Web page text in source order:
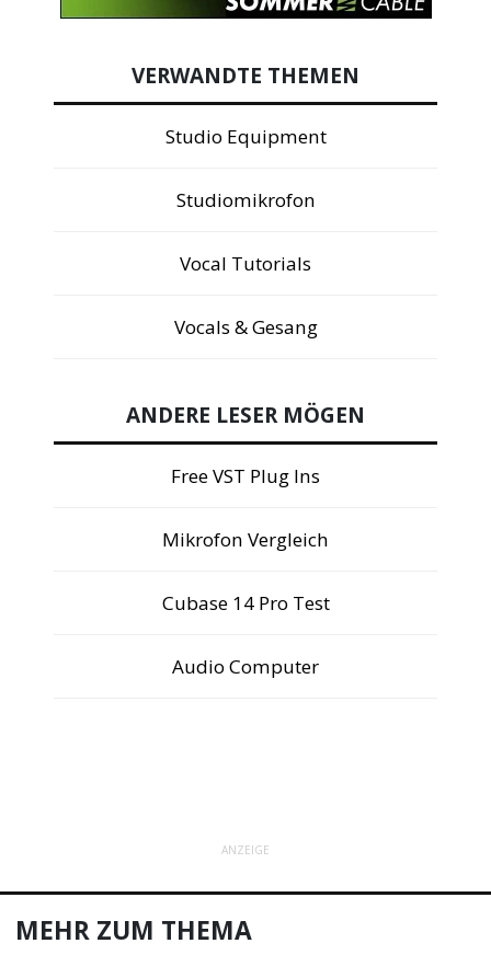
VERWANDTE THEMEN
Studio Equipment
Studiomikrofon
Vocal Tutorials
Vocals & Gesang
ANDERE LESER MÖGEN
Free VST Plug Ins
Mikrofon Vergleich
Cubase 14 Pro Test
Audio Computer
ANZEIGE
MEHR ZUM THEMA